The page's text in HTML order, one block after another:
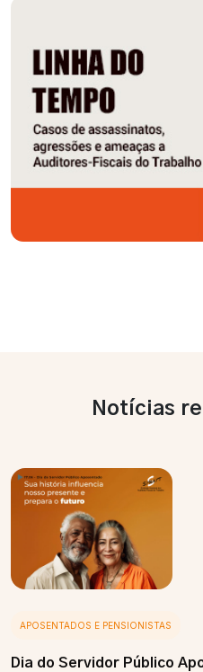
Notícias
APOSENTADOS E PENSIONISTAS
Dia do Servidor Público